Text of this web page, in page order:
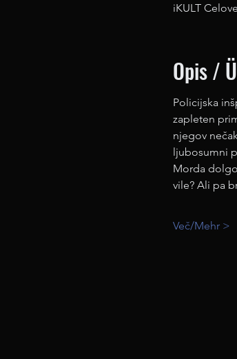
iKULT
Opis /
Policijska
zapleten
njegov
ljubosumni
Morda
vile? Ali pa
Več/Mehr >